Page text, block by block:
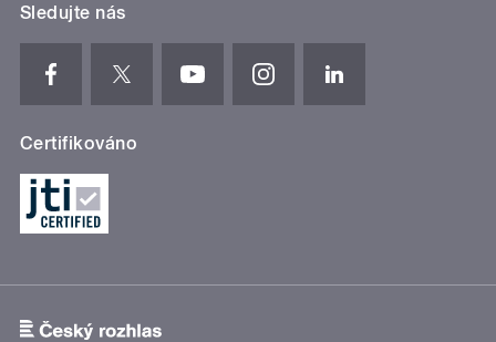
Sledujte nás
Certifikováno